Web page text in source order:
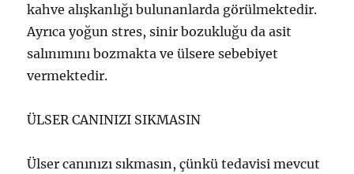
kahve alışkanlığı bulunanlarda görülmektedir.
Ayrıca yoğun stres, sinir bozukluğu da asit
salınımını bozmakta ve ülsere sebebiyet
vermektedir.
ÜLSER CANINIZI SIKMASIN
Ülser canınızı sıkmasın, çünkü tedavisi mevcut